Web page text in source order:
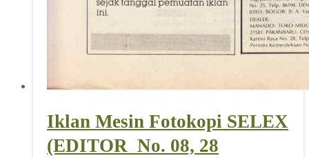
Iklan Mesin Fotokopi SELEX
(EDITOR_No. 08, 28